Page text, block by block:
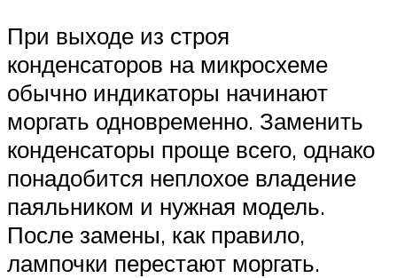
При выходе из строя
конденсаторов на микросхеме
обычно индикаторы начинают
моргать одновременно. Заменить
конденсаторы проще всего, однако
понадобится неплохое владение
паяльником и нужная модель.
После замены, как правило,
лампочки перестают моргать.